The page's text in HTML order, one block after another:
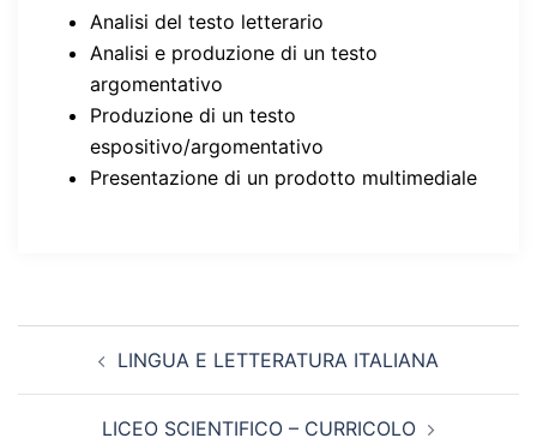
Analisi del testo letterario
Analisi e produzione di un testo
argomentativo
Produzione di un testo
espositivo/argomentativo
Presentazione di un prodotto multimediale
articoloLINGUA E LETTERATURA ITALIANA
LICEO SCIENTIFICO – CURRICOLO